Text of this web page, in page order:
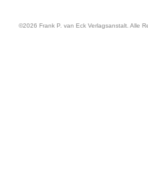
©2026 Frank P. van Eck Verlagsanstalt. Alle